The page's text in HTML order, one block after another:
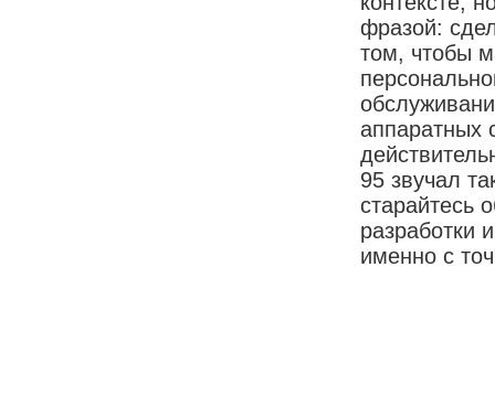
фразой:
том, чтобы
аппаратных
95 звучал
старайтесь
разработки
именно с